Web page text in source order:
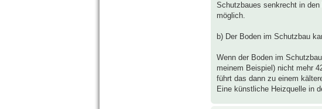
Schutzbaues senkrecht in
möglich.
b) Der Boden im Schutzbau
Wenn der Boden im
meinem Beispiel) nicht mehr
führt das dann zu einem
Eine künstliche Heizquelle in